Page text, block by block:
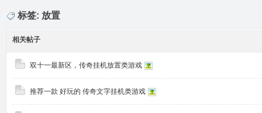
传 ›
标签: 放置
相关帖子
双十一最新区，传奇挂机放置类游戏
推荐一款 好玩的 传奇文字挂机类游戏